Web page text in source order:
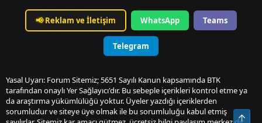
📢Reklam ve İletişim WhatsApp Teams
Telegram
Yasal Uyarı: Forum Sitemiz; 5651 Sayılı Kanun kapsamında BTK
tarafından onaylı Yer Sağlayıcı'dır. Bu sebeple içerikleri kontrol etme ya
da araştırma yükümlülüğü yoktur. Üyeler yazdığı içeriklerden
sorumludur ve siteye üye olmak ile bu sorumluluğu kabul etmiş
Üst